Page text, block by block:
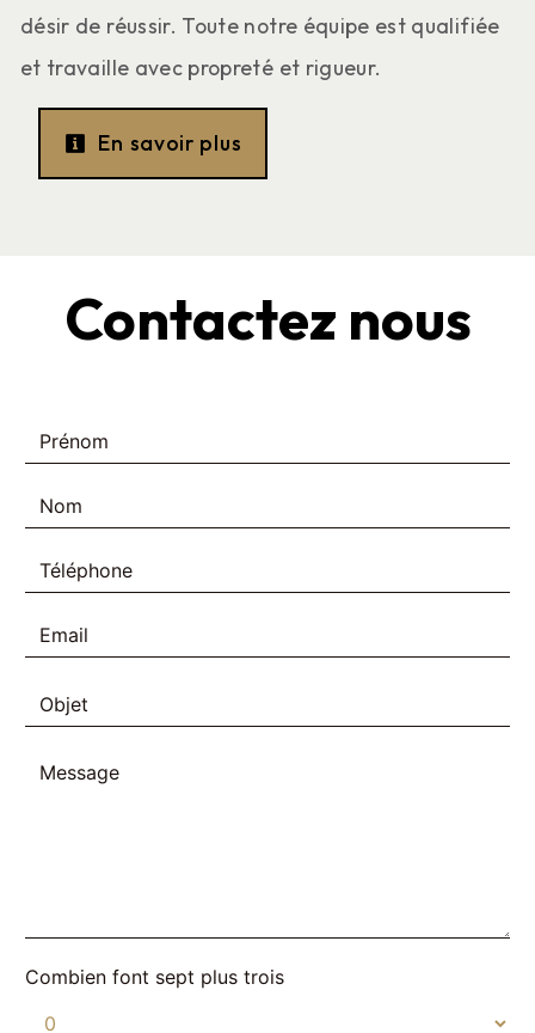
désir de réussir. Toute notre équipe est qualifiée
et travaille avec propreté et rigueur.
En savoir plus
Contactez nous
Combien font sept plus trois